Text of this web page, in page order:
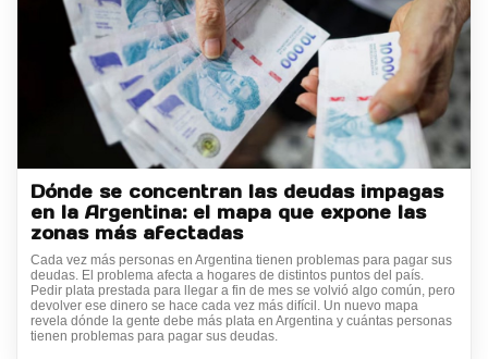
Dónde se concentran las deudas impagas
en la Argentina: el mapa que expone las
zonas más afectadas
Cada vez más personas en Argentina tienen problemas para pagar sus
deudas. El problema afecta a hogares de distintos puntos del país.
Pedir plata prestada para llegar a fin de mes se volvió algo común, pero
devolver ese dinero se hace cada vez más difícil. Un nuevo mapa
revela dónde la gente debe más plata en Argentina y cuántas personas
tienen problemas para pagar sus deudas.